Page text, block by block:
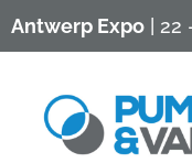
Antwerp Expo |